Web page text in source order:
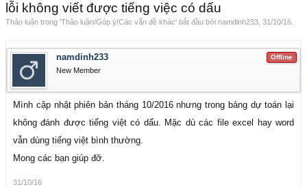
lỗi không viết được tiếng việc có dấu
Thảo luận trong 'Thảo luận/Góp ý/Các vấn đề khác' bắt đầu bởi namdinh233 31/10/16
Offline
namdinh233
New Member
Mình cập nhật phiên bản tháng 10/2016 nhưng trong bảng dự toán lại
không đánh được tiếng việt có dấu. Mặc dù các file excel hay word
vẫn dùng tiếng việt bình thường.
Mong các bạn giúp đỡ.
31/10/16